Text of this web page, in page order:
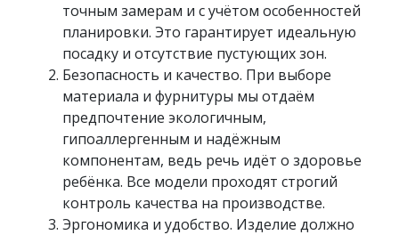
точным замерам и с учётом особенностей
планировки. Это гарантирует идеальную
посадку и отсутствие пустующих зон.
Безопасность и качество. При выборе
материала и фурнитуры мы отдаём
предпочтение экологичным,
гипоаллергенным и надёжным
компонентам, ведь речь идёт о здоровье
ребёнка. Все модели проходят строгий
контроль качества на производстве.
Эргономика и удобство. Изделие должно